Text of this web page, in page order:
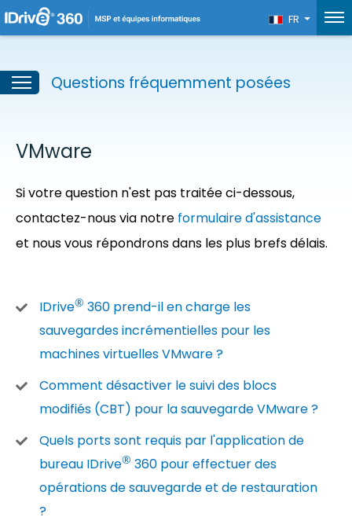
FR
Questions fréquemment posées
VMware
Si votre question n'est pas traitée ci-dessous,
contactez-nous via notre formulaire d'assistance
et nous vous répondrons dans les plus brefs délais.
IDrive® 360 prend-il en charge les
sauvegardes incrémentielles pour les
machines virtuelles VMware ?
Comment désactiver le suivi des blocs
modifiés (CBT) pour la sauvegarde VMware ?
Quels ports sont requis par l'application de
bureau IDrive® 360 pour effectuer des
opérations de sauvegarde et de restauration
?